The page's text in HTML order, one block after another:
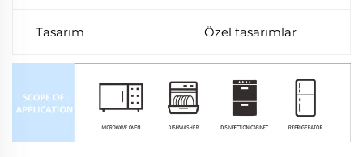
Tasarım Özel tasarımlar